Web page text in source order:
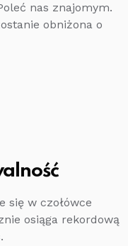
nas znajomym.
obniżona o
się w czołówce
osiąga rekordową